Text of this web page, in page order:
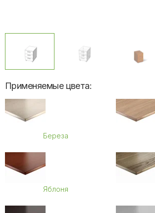
Применяемые цвета:
Береза
Яблоня